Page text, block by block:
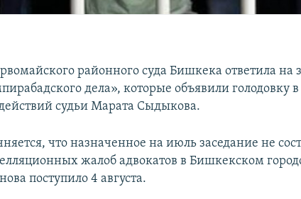
районного суда Бишкека ответила на
дела», которые объявили голодовку
судьи Марата Сыдыкова.
что назначенное на июль заседание не
жалоб адвокатов в Бишкекском
поступило 4 августа.